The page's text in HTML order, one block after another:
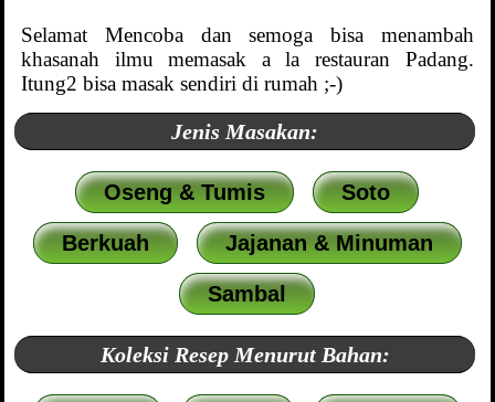
Selamat Mencoba dan semoga bisa menambah
khasanah ilmu memasak a la restauran Padang.
Itung2 bisa masak sendiri di rumah ;-)
Jenis Masakan:
Oseng & Tumis Soto
Berkuah Jajanan & Minuman
Sambal
Koleksi Resep Menurut Bahan: